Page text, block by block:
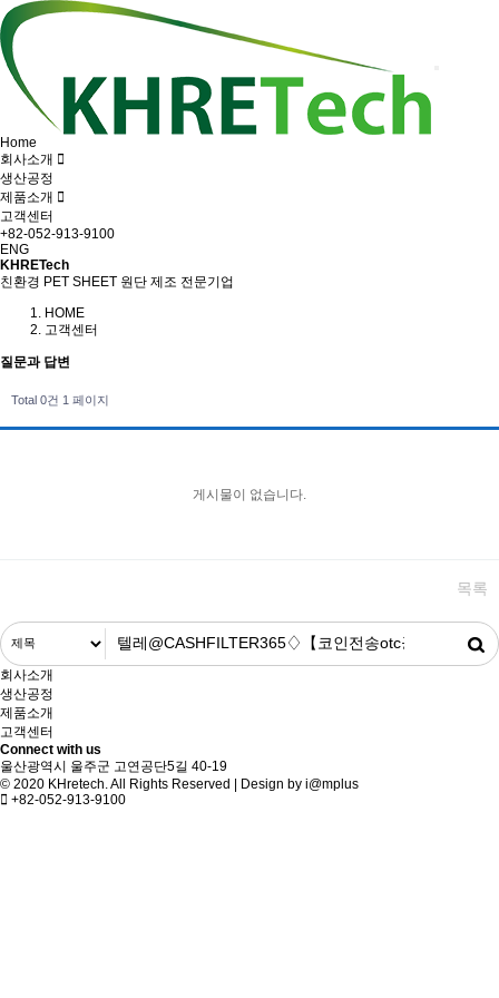
Home
회사소개
생산공정
제품소개
고객센터
+82-052-913-9100
ENG
KHRETech
친환경 PET SHEET 원단 제조 전문기업
HOME
고객센터
질문과 답변
Total 0건 1 페이지
게시물이 없습니다.
목록
회사소개
생산공정
제품소개
고객센터
Connect with us
울산광역시 울주군 고연공단5길 40-19
© 2020 KHretech. All Rights Reserved | Design by i@mplus
+82-052-913-9100